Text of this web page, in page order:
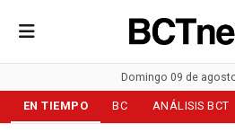
Domingo 09 de
EN TIEMPO BC ANÁLISIS BCT